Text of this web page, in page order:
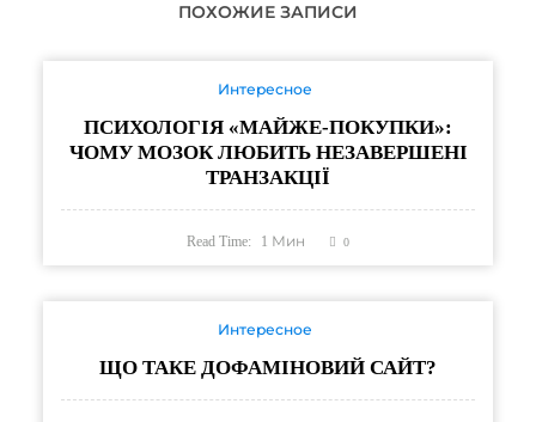
ПОХОЖИЕ ЗАПИСИ
Интересное
ПСИХОЛОГІЯ «МАЙЖЕ-ПОКУПКИ»:
ЧОМУ МОЗОК ЛЮБИТЬ НЕЗАВЕРШЕНІ
ТРАНЗАКЦІЇ
Read Time: 1 Мин 0
Интересное
ЩО ТАКЕ ДОФАМІНОВИЙ САЙТ?